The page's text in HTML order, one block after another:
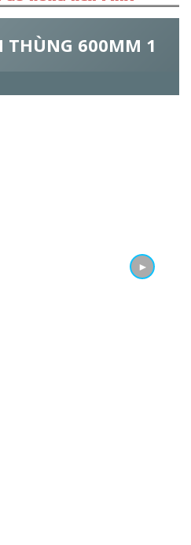
THÙNG 600MM 1
►